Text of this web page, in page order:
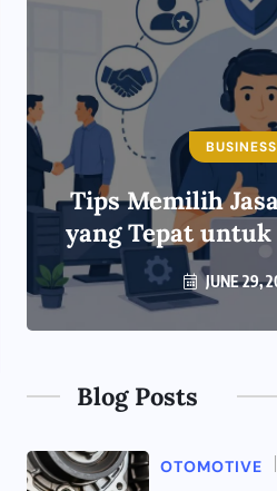
BUSINESS
Tips Memilih
yang Tepat
JUNE 29,
Blog Posts
OTOMOTIVE